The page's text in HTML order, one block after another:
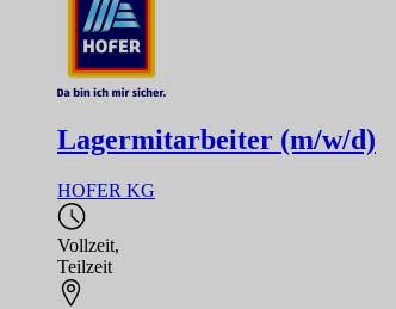
Lagermitarbeiter (m/w/d)
HOFER KG
Vollzeit,
Teilzeit